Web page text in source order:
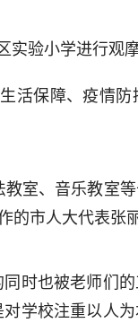
验小学进行观摩
保障、疫情防
室、音乐教室
市人大代表张
时也被老师们
学校注重以人